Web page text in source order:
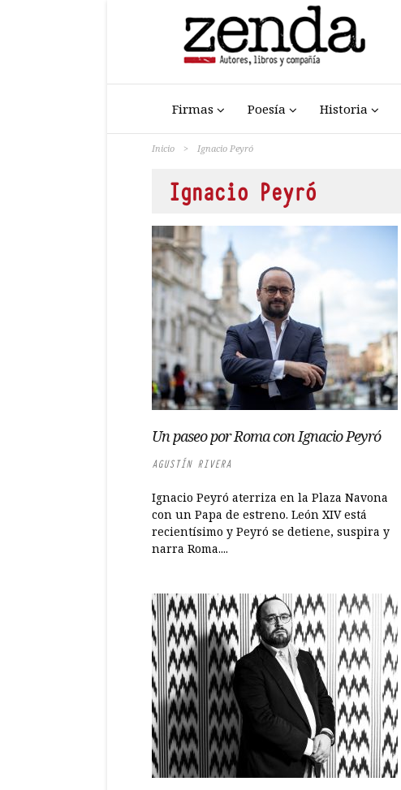
Firmas Poesía Historia
Inicio > Ignacio Peyró
Ignacio Peyró
Un paseo por Roma con Ignacio Peyró
AGUSTÍN RIVERA
Ignacio Peyró aterriza en la Plaza Navona
con un Papa de estreno. León XIV está
recientísimo y Peyró se detiene, suspira y
narra Roma....